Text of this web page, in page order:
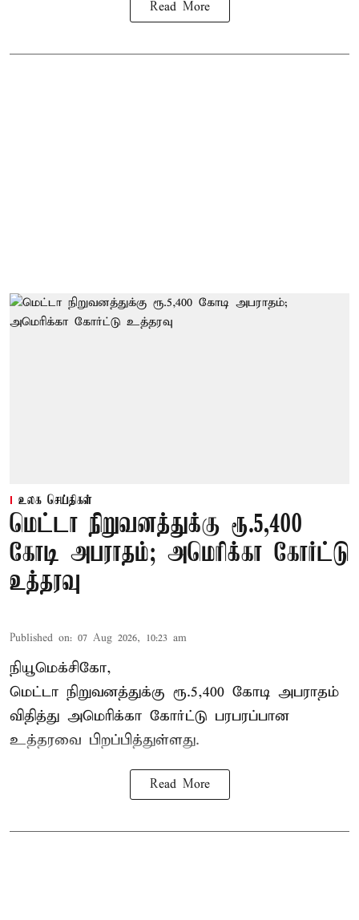
Read More
உலக செய்திகள்
மெட்டா நிறுவனத்துக்கு ரூ.5,400
கோடி அபராதம்; அமெரிக்கா கோர்ட்டு
உத்தரவு
Published on: 07 Aug 2026, 10:23 am
நியூமெக்சிகோ,
மெட்டா நிறுவனத்துக்கு ரூ.5,400 கோடி அபராதம்
விதித்து அமெரிக்கா கோர்ட்டு பரபரப்பான
உத்தரவை பிறப்பித்துள்ளது.
Read More